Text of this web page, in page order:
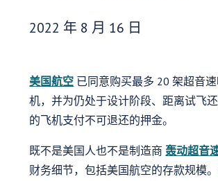
发布日期：
2022 年 8 月 16 日
美国航空 已同意购买最多 20 架超音
机，并为仍处于设计阶段、距离试飞
的飞机支付不可退还的押金。
既不是美国人也不是制造商 轰动超音
财务细节，包括美国航空的存款规模